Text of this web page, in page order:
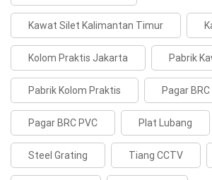
Kawat Silet Kalimantan Timur
Kolom Praktis Jakarta Pabrik
Pabrik Kolom Praktis Pagar BRC
Pagar BRC PVC Plat Lubang
Steel Grating Tiang CCTV